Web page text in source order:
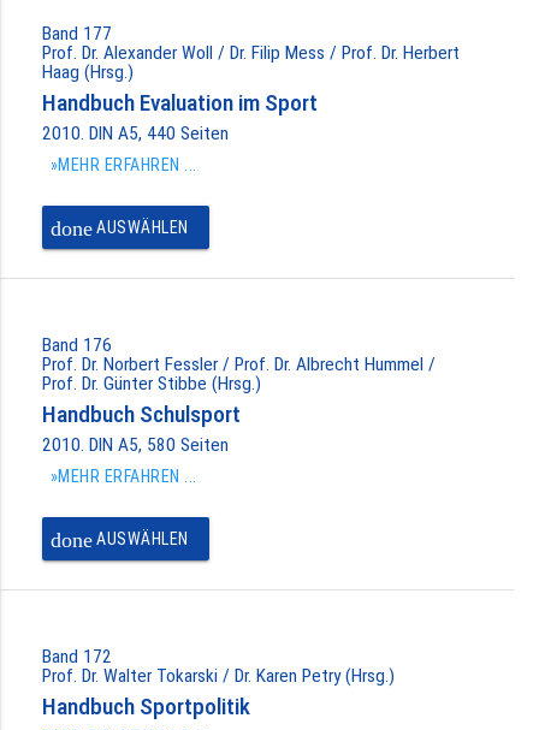
Band 177
Prof. Dr. Alexander Woll / Dr. Filip Mess / Prof. Dr. Herbert
Haag (Hrsg.)
Handbuch Evaluation im Sport
2010. DIN A5, 440 Seiten
»MEHR ERFAHREN ...
doneAUSWÄHLEN
Band 176
Prof. Dr. Norbert Fessler / Prof. Dr. Albrecht Hummel /
Prof. Dr. Günter Stibbe (Hrsg.)
Handbuch Schulsport
2010. DIN A5, 580 Seiten
»MEHR ERFAHREN ...
doneAUSWÄHLEN
Band 172
Prof. Dr. Walter Tokarski / Dr. Karen Petry (Hrsg.)
Handbuch Sportpolitik